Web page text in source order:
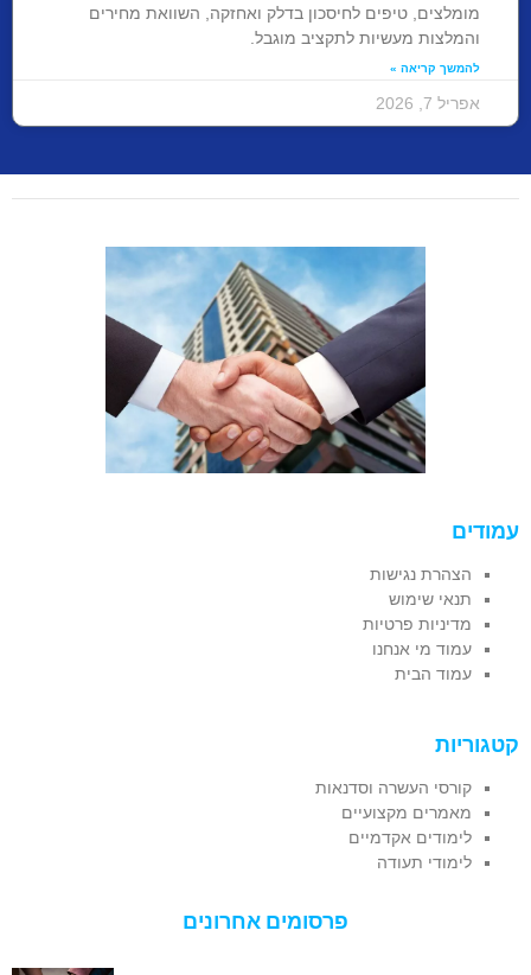
מומלצים, טיפים לחיסכון בדלק ואחזקה, השוואת מחירים
והמלצות מעשיות לתקציב מוגבל.
להמשך קריאה »
אפריל 7, 2026
עמודים
הצהרת נגישות
תנאי שימוש
מדיניות פרטיות
עמוד מי אנחנו
עמוד הבית
קטגוריות
קורסי העשרה וסדנאות
מאמרים מקצועיים
לימודים אקדמיים
לימודי תעודה
פרסומים אחרונים